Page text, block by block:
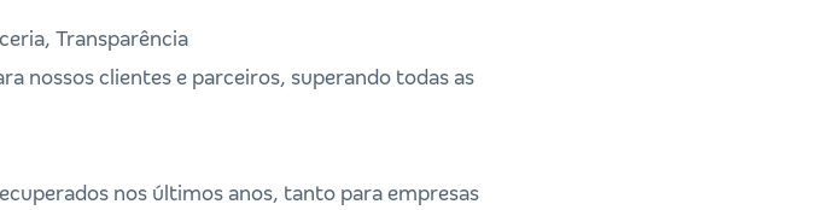
Transparência
nossos clientes e parceiros, superando todas as
nos últimos anos, tanto para empresas